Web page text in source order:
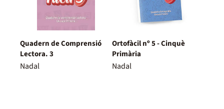
Quadern de Comprensió
Lectora. 3
Nadal
Ortofàcil nº 5 - Cinquè
Primària
Nadal